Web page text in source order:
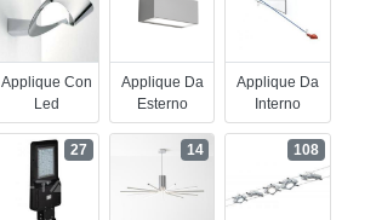
Applique Con
Led
Applique Da
Esterno
Applique Da
Interno
27 14 108